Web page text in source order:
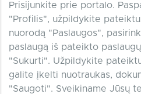
Prisijunkite prie portalo.
"Profilis", užpildykite
nuorodą "Paslaugos",
paslaugą iš pateikto
"Sukurti". Užpildykite
galite įkelti nuotraukas,
"Saugoti". Sveikiname Jūsų